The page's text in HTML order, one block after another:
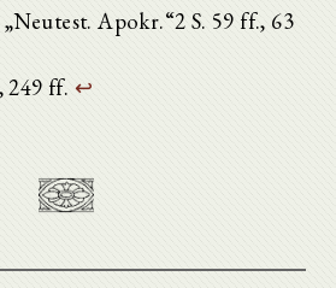
Apokr.“2 S. 59 ff., 63
249 ff. ↩